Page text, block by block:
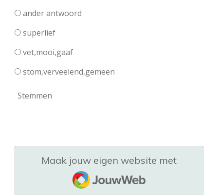
ander antwoord
superlief
vet,mooi,gaaf
stom,verveelend,gemeen
Stemmen
Maak jouw eigen website met
JouwWeb